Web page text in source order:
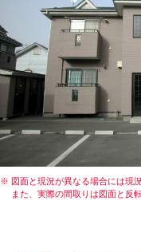
※ 図面と現況が異なる場合には現
また、実際の間取りは図面と反